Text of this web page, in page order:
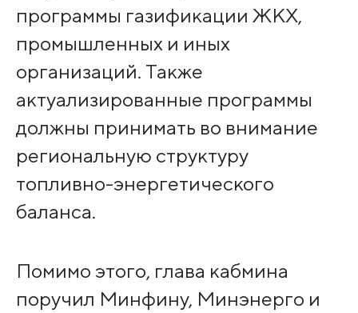
программы газификации ЖКХ,
промышленных и иных
организаций. Также
актуализированные программы
должны принимать во внимание
региональную структуру
топливно-энергетического
баланса.
Помимо этого, глава кабмина
поручил Минфину, Минэнерго и